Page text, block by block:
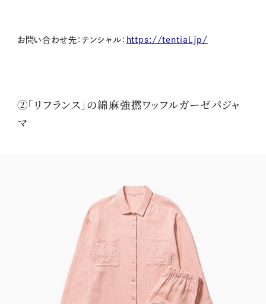
お問い合わせ先：テンシャル： https://tential.jp/
②「リフランス」の綿麻強撚ワッフルガーゼパジャ
マ